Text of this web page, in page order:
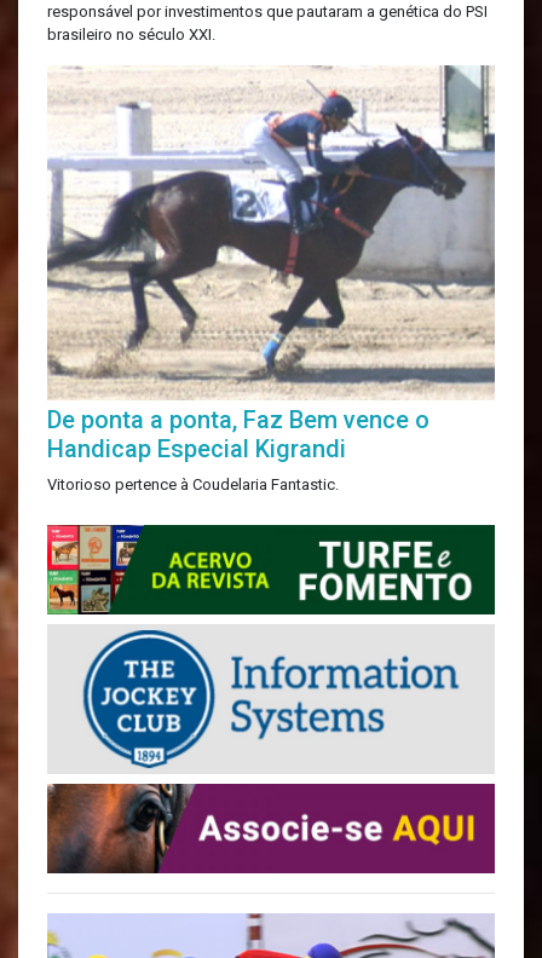
responsável por investimentos que pautaram a genética do PSI
brasileiro no século XXI.
De ponta a ponta, Faz Bem vence o
Handicap Especial Kigrandi
Vitorioso pertence à Coudelaria Fantastic.